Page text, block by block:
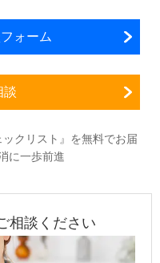
ォーム
談
クリスト』を無料でお届
に一歩前進
相談ください